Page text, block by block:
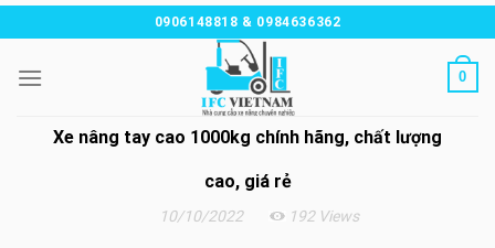
Chuyển
đến
nội
0906148818 & 0984636362
0
10/10/2022 192 Views
Xe nâng tay cao 1000kg chính hãng, chất lượng
cao, giá rẻ